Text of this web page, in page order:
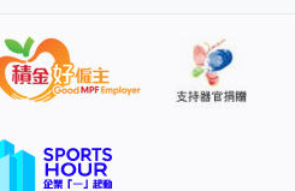
一條法律，無論你是人抑或不
會拘捕，有足夠證據就會提
舖就針對你，不是的，我是針
重申不會設立禁書名單。